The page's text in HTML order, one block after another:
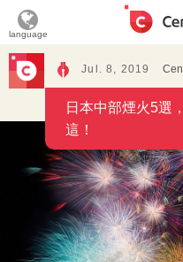
language
Jul. 8, 2019
日本中部煙火5選
這！